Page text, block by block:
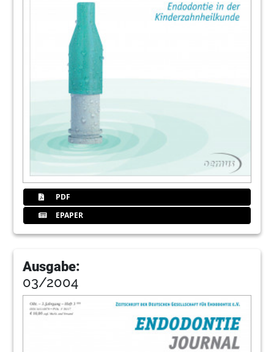
PDF
EPAPER
Ausgabe:
03/2004